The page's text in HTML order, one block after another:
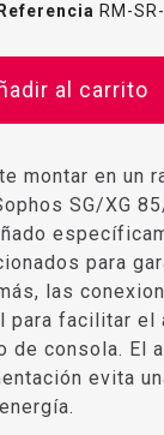
Referencia RM-
al carrito
montar en un
SG/XG
para
las
para facilitar el
de consola. El
evita